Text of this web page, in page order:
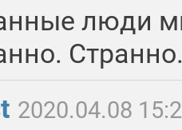
люди
2020.04.08